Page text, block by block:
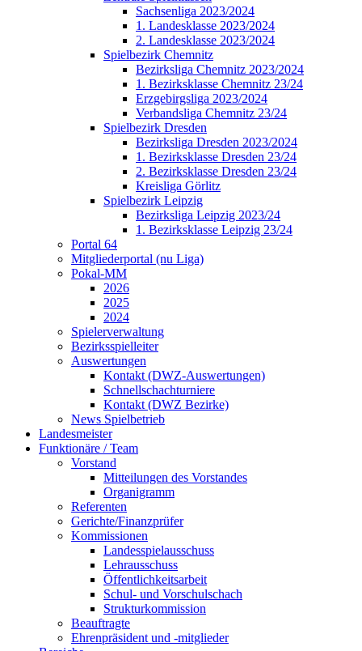
Sachsenliga 2023/2024
1. Landesklasse 2023/2024
2. Landesklasse 2023/2024
Spielbezirk Chemnitz
Bezirksliga Chemnitz 2023/2024
1. Bezirksklasse Chemnitz 23/24
Erzgebirgsliga 2023/2024
Verbandsliga Chemnitz 23/24
Spielbezirk Dresden
Bezirksliga Dresden 2023/2024
1. Bezirksklasse Dresden 23/24
2. Bezirksklasse Dresden 23/24
Kreisliga Görlitz
Spielbezirk Leipzig
Bezirksliga Leipzig 2023/24
1. Bezirksklasse Leipzig 23/24
Portal 64
Mitgliederportal (nu Liga)
Pokal-MM
2026
2025
2024
Spielerverwaltung
Bezirksspielleiter
Auswertungen
Kontakt (DWZ-Auswertungen)
Schnellschachturniere
Kontakt (DWZ Bezirke)
News Spielbetrieb
Landesmeister
Funktionäre / Team
Vorstand
Mitteilungen des Vorstandes
Organigramm
Referenten
Gerichte/Finanzprüfer
Kommissionen
Landesspielausschuss
Lehrausschuss
Öffentlichkeitsarbeit
Schul- und Vorschulschach
Strukturkommission
Beauftragte
Ehrenpräsident und -mitglieder